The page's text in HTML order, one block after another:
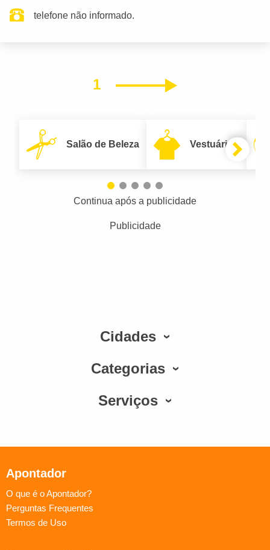
telefone não informado.
1 Próximo
Salão de Beleza Vestuário
Continua após a publicidade
Publicidade
Cidades
Categorias
Serviços
Apontador
O que é o Apontador?
Perguntas Frequentes
Termos de Uso